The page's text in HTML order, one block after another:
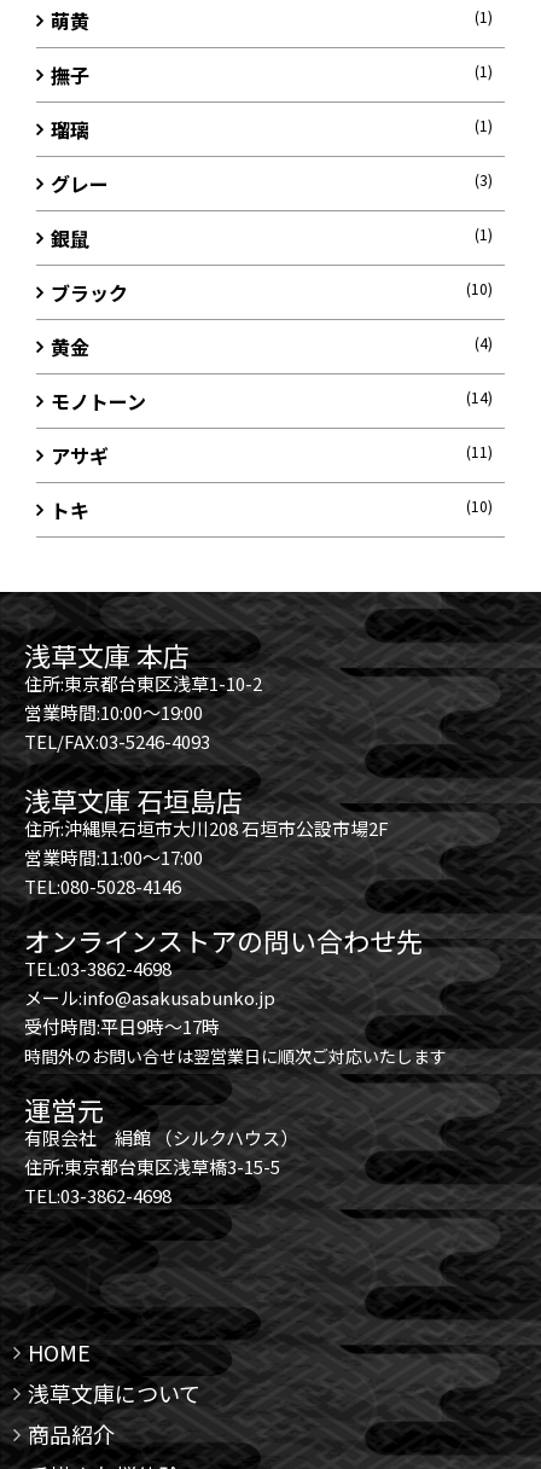
萌黄 (1)
撫子 (1)
瑠璃 (1)
グレー (3)
銀鼠 (1)
ブラック (10)
黄金 (4)
モノトーン (14)
アサギ (11)
トキ (10)
浅草文庫 本店
住所:東京都台東区浅草1-10-2
営業時間:10:00～19:00
TEL/FAX:03-5246-4093
浅草文庫 石垣島店
住所:沖縄県石垣市大川208 石垣市公設市場2F
営業時間:11:00～17:00
TEL:080-5028-4146
オンラインストアの問い合わせ先
TEL:03-3862-4698
メール:info@asakusabunko.jp
受付時間:平日9時～17時
時間外のお問い合せは翌営業日に順次ご対応いたします
運営元
有限会社 絹館 （シルクハウス）
住所:東京都台東区浅草橋3-15-5
TEL:03-3862-4698
HOME
浅草文庫について
商品紹介